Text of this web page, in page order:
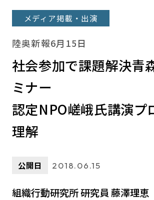
メディア掲載・出演
陸奥新報6月15日
社会参加で課題解決青
ミナー
認定NPO嵯峨氏講演プ
理解
公開日 2018.06.15
組織行動研究所 研究員 藤澤理恵